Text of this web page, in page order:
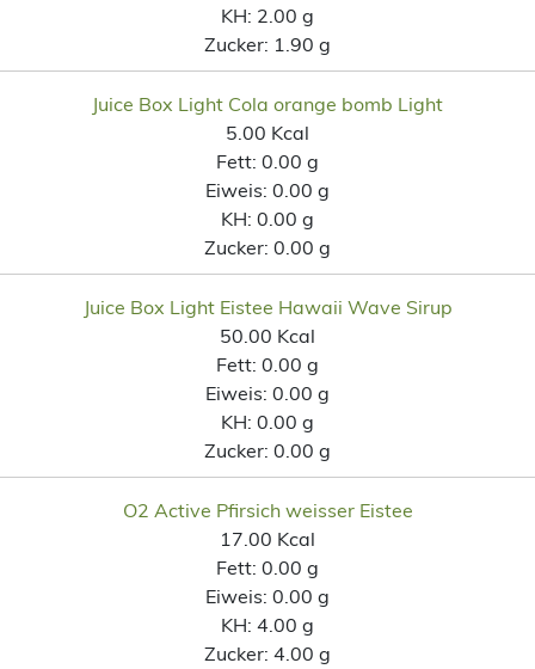
KH: 2.00 g
Zucker: 1.90 g
Juice Box Light Cola orange bomb Light
5.00 Kcal
Fett: 0.00 g
Eiweis: 0.00 g
KH: 0.00 g
Zucker: 0.00 g
Juice Box Light Eistee Hawaii Wave Sirup
50.00 Kcal
Fett: 0.00 g
Eiweis: 0.00 g
KH: 0.00 g
Zucker: 0.00 g
O2 Active Pfirsich weisser Eistee
17.00 Kcal
Fett: 0.00 g
Eiweis: 0.00 g
KH: 4.00 g
Zucker: 4.00 g